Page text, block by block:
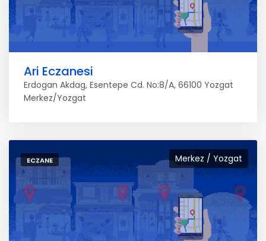
Ari Eczanesi
Erdogan Akdag, Esentepe Cd. No:8/A, 66100 Yozgat
Merkez/Yozgat
Merkez / Yozgat
ECZANE